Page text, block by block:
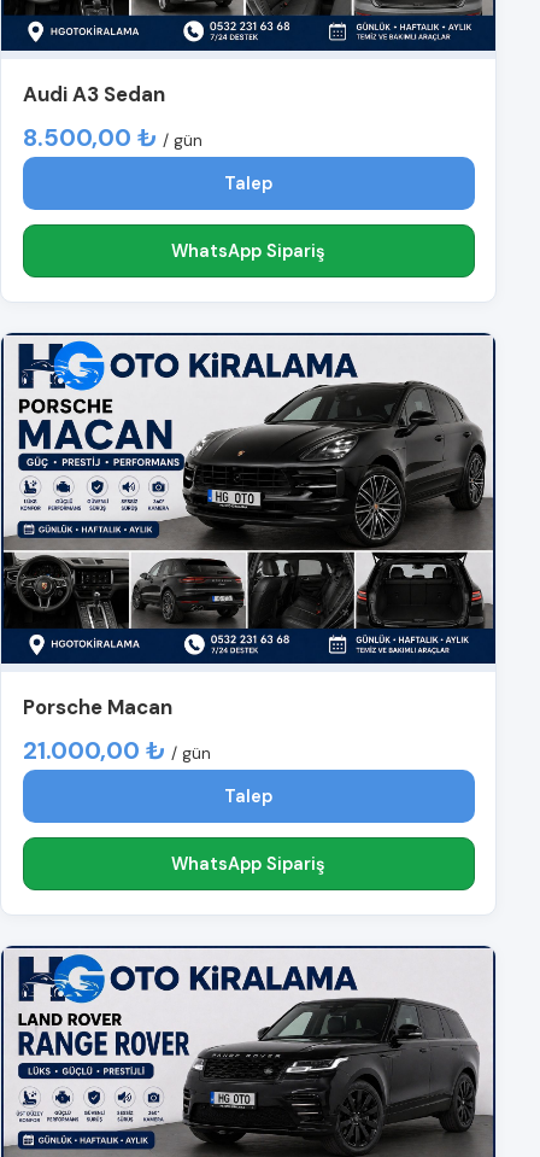
Audi A3 Sedan
8.500,00 ₺ / gün
Talep
WhatsApp Sipariş
Porsche Macan
21.000,00 ₺ / gün
Talep
WhatsApp Sipariş